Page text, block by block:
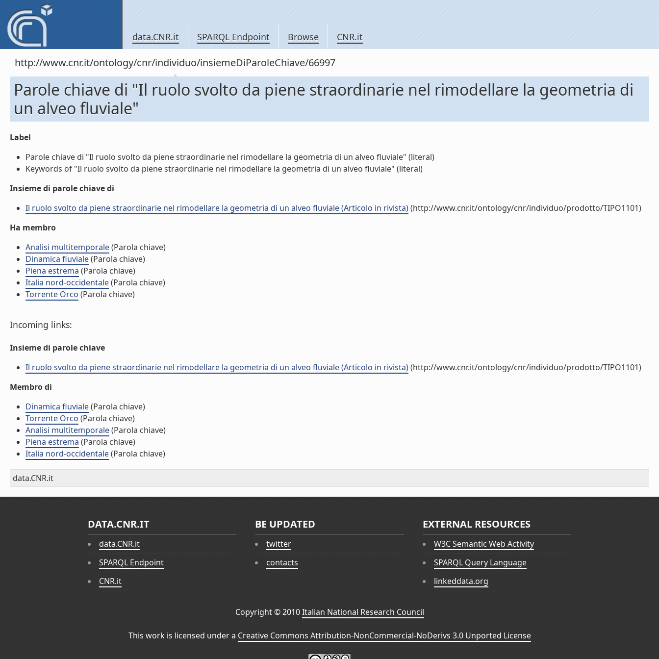
data.CNR.it SPARQL Endpoint Browse CNR.it
http://www.cnr.it/ontology/cnr/individuo/insiemeDiParoleChiave/66997
Parole chiave di "Il ruolo svolto da piene straordinarie nel rimodellare la geometria di
un alveo fluviale"
Label
Parole chiave di "Il ruolo svolto da piene straordinarie nel rimodellare la geometria di un alveo fluviale" (literal)
Keywords of "Il ruolo svolto da piene straordinarie nel rimodellare la geometria di un alveo fluviale" (literal)
Insieme di parole chiave di
Il ruolo svolto da piene straordinarie nel rimodellare la geometria di un alveo fluviale (Articolo in rivista)(http://www.cnr.it/ontology/cnr/individuo/prodotto/TIPO1101)
Ha membro
Analisi multitemporale(Parola chiave)
Dinamica fluviale(Parola chiave)
Piena estrema (Parola chiave)
Italia nord-occidentale(Parola chiave)
Torrente Orco (Parola chiave)
Incoming links:
Insieme di parole chiave
Il ruolo svolto da piene straordinarie nel rimodellare la geometria di un alveo fluviale (Articolo in rivista)(http://www.cnr.it/ontology/cnr/individuo/prodotto/TIPO1101)
Membro di
Dinamica fluviale(Parola chiave)
Torrente Orco (Parola chiave)
Analisi multitemporale(Parola chiave)
Piena estrema (Parola chiave)
Italia nord-occidentale(Parola chiave)
data.CNR.it
DATA.CNR.IT
data.CNR.it
SPARQL Endpoint
CNR.it
BE UPDATED
twitter
contacts
EXTERNAL RESOURCES
W3C Semantic Web Activity
SPARQL Query Language
linkeddata.org
Copyright © 2010Italian National Research Council
This work is licensed under a Creative Commons Attribution-NonCommercial-NoDerivs 3.0 Unported License